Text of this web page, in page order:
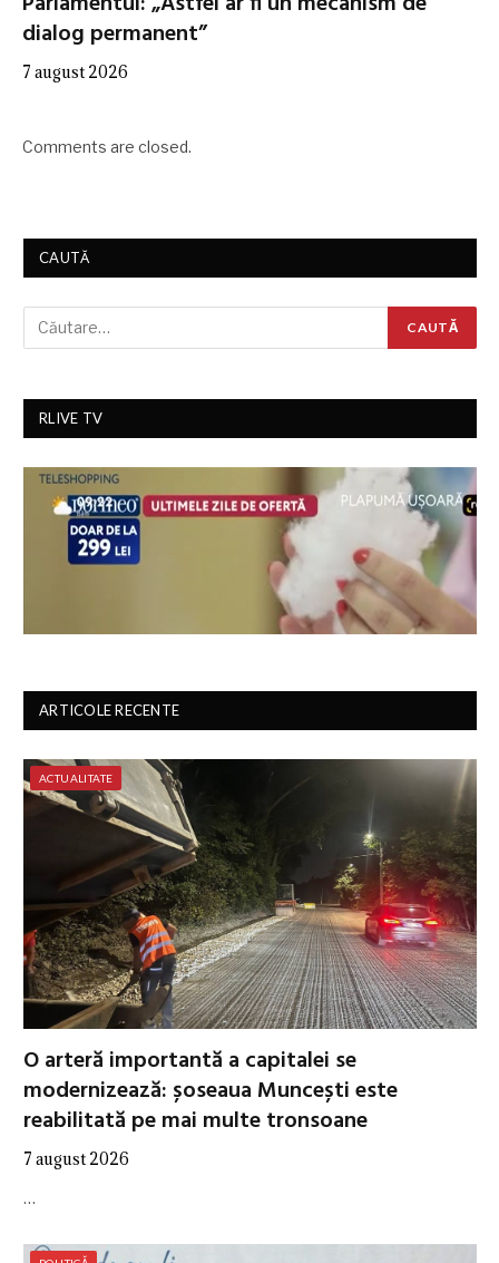
dialog permanent”
7 august 2026
Comments are closed.
CAUTĂ
RLIVE TV
ARTICOLE RECENTE
ACTUALITATE
O arteră importantă a capitalei se
modernizează: șoseaua Muncești este
reabilitată pe mai multe tronsoane
7 august 2026
…